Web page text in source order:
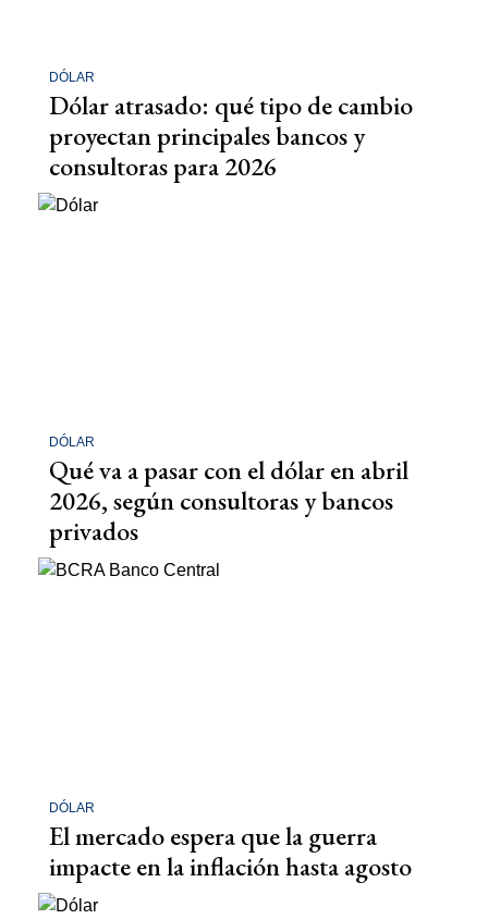
DÓLAR
Dólar atrasado: qué tipo de cambio
proyectan principales bancos y
consultoras para 2026
DÓLAR
Qué va a pasar con el dólar en abril
2026, según consultoras y bancos
privados
DÓLAR
El mercado espera que la guerra
impacte en la inflación hasta agosto